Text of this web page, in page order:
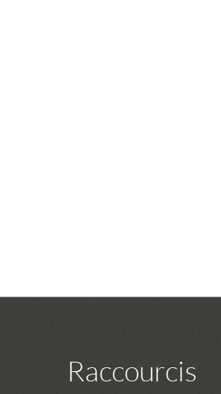
Raccourcis